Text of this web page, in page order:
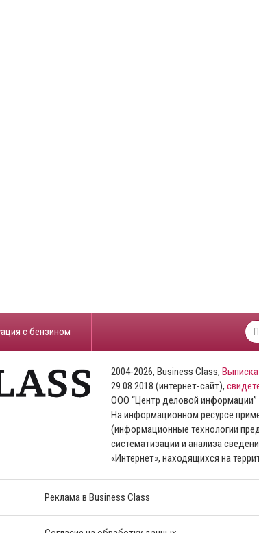
с бензином
2004-2026, Business Class,
29.08.2018 (интернет-сайт),
ООО “Центр деловой информации”
На информационном ресурсе
(информационные технологии
систематизации и анализа
«Интернет», находящихся на
Реклама в Business Class